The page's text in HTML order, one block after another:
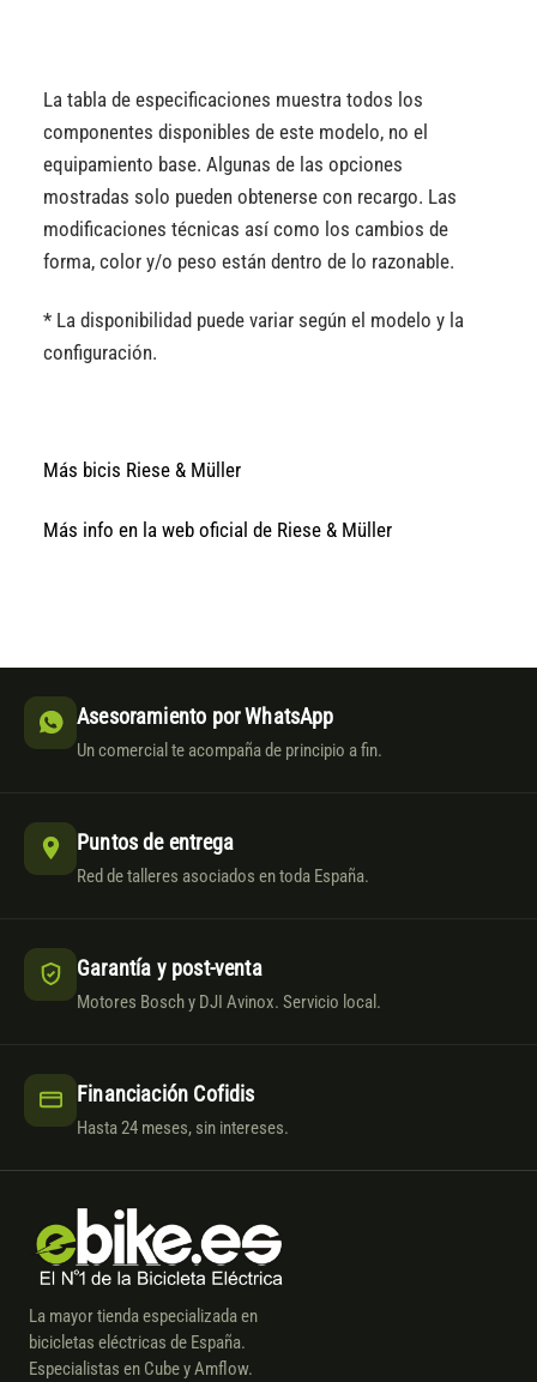
La tabla de especificaciones muestra todos los
componentes disponibles de este modelo, no el
equipamiento base. Algunas de las opciones
mostradas solo pueden obtenerse con recargo. Las
modificaciones técnicas así como los cambios de
forma, color y/o peso están dentro de lo razonable.
* La disponibilidad puede variar según el modelo y la
configuración.
Más bicis Riese & Müller
Más info en la web oficial de Riese & Müller
Asesoramiento por WhatsApp
Un comercial te acompaña de principio a fin.
Puntos de entrega
Red de talleres asociados en toda España.
Garantía y post-venta
Motores Bosch y DJI Avinox. Servicio local.
Financiación Cofidis
Hasta 24 meses, sin intereses.
La mayor tienda especializada en
bicicletas eléctricas de España.
Especialistas en Cube y Amflow.